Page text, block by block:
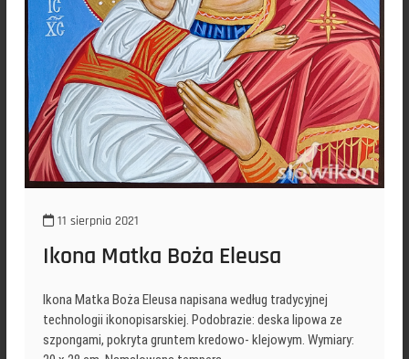
11 sierpnia 2021
Ikona Matka Boża Eleusa
Ikona Matka Boża Eleusa napisana według tradycyjnej
technologii ikonopisarskiej. Podobrazie: deska lipowa ze
szpongami, pokryta gruntem kredowo- klejowym. Wymiary: